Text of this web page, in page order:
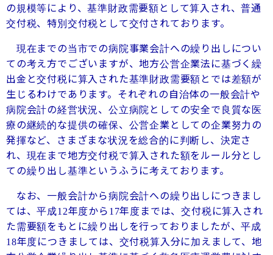
の規模等により、基準財政需要額として算入され、普通
交付税、特別交付税として交付されております。
現在までの当市での病院事業会計への繰り出しについ
ての考え方でございますが、地方公営企業法に基づく繰
出金と交付税に算入された基準財政需要額とでは差額が
生じるわけであります。それぞれの自治体の一般会計や
病院会計の経営状況、公立病院としての安全で良質な医
療の継続的な提供の確保、公営企業としての企業努力の
発揮など、さまざまな状況を総合的に判断し、決定さ
れ、現在まで地方交付税で算入された額をルール分とし
ての繰り出し基準というふうに考えております。
なお、一般会計から病院会計への繰り出しにつきまし
ては、平成12年度から 17年度までは、交付税に算入され
た需要額をもとに繰り出しを行っておりましたが、平成
18年度につきましては、交付税算入分に加えまして、地